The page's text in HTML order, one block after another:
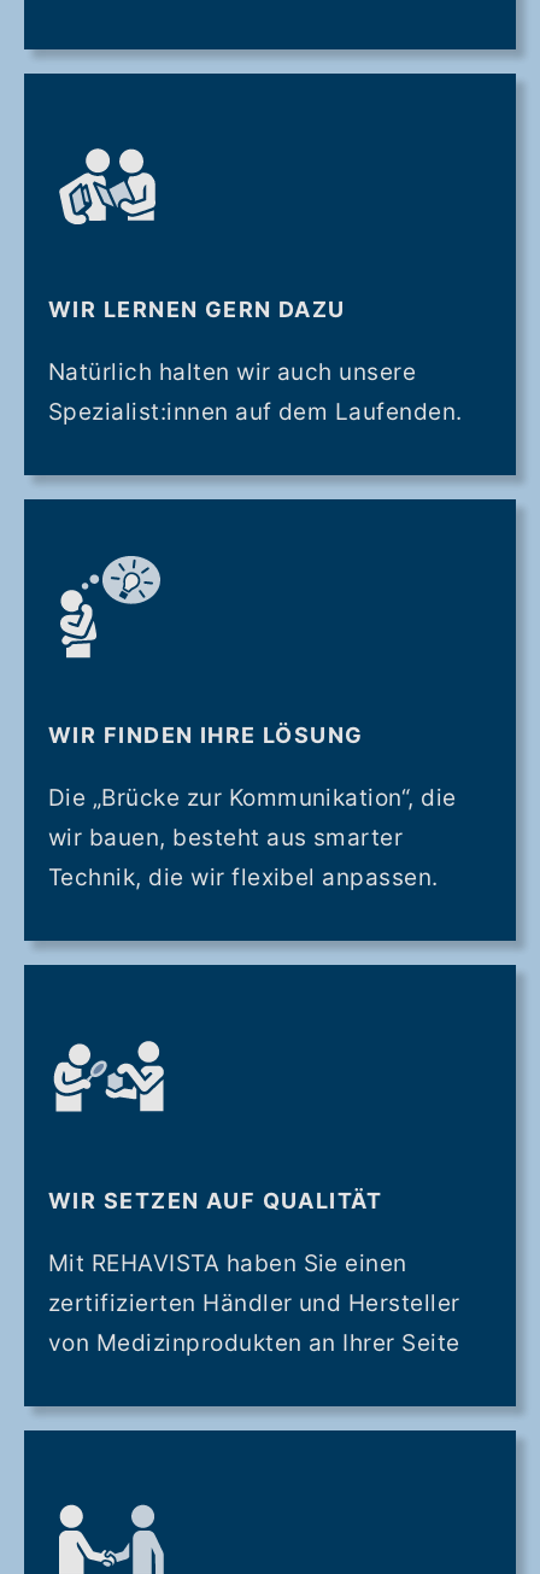
WIR LERNEN GERN DAZU
Natürlich halten wir auch unsere
Spezialist:innen auf dem Laufenden.
WIR FINDEN IHRE LÖSUNG
Die „Brücke zur Kommunikation“, die
wir bauen, besteht aus smarter
Technik, die wir flexibel anpassen.
WIR SETZEN AUF QUALITÄT
Mit REHAVISTA haben Sie einen
zertifizierten Händler und Hersteller
von Medizinprodukten an Ihrer Seite